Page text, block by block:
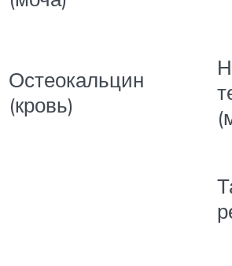
Остеокальцин
(кровь)